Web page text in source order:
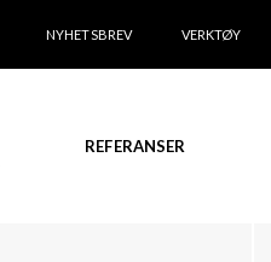
NYHETSBREV VERKTØY
REFERANSER